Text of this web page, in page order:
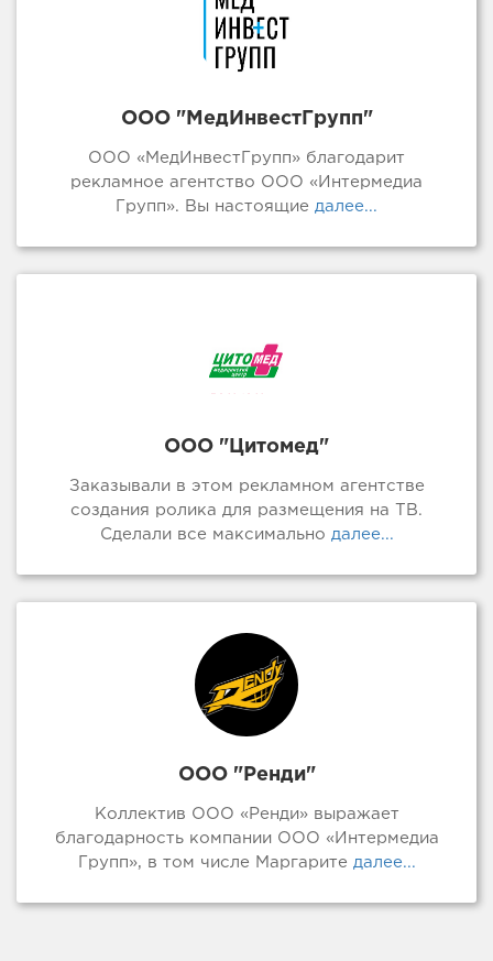
ООО "МедИнвестГрупп"
ООО «МедИнвестГрупп» благодарит
рекламное агентство ООО «Интермедиа
Групп». Вы настоящие далее...
ООО "Цитомед"
Заказывали в этом рекламном агентстве
создания ролика для размещения на ТВ.
Сделали все максимально далее...
ООО "Ренди"
Коллектив ООО «Ренди» выражает
благодарность компании ООО «Интермедиа
Групп», в том числе Маргарите далее...